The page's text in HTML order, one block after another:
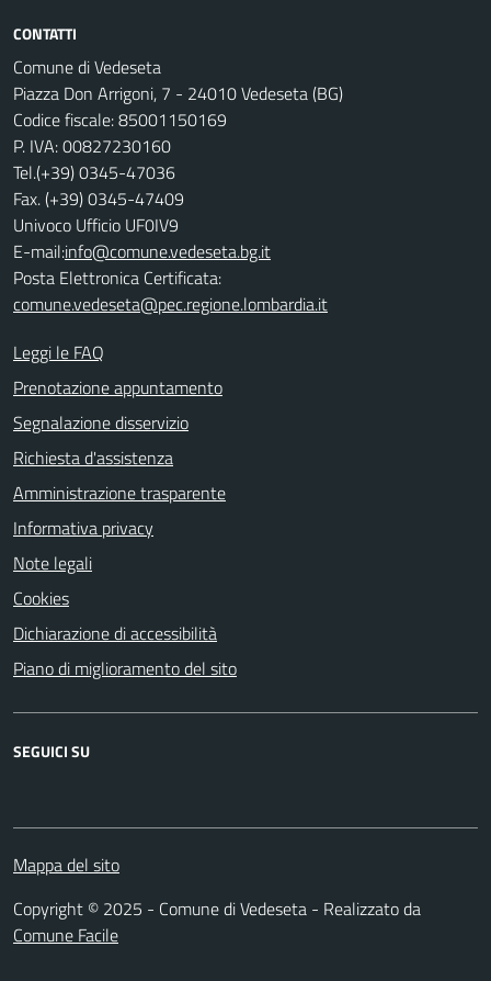
CONTATTI
Comune di Vedeseta
Piazza Don Arrigoni, 7 - 24010 Vedeseta (BG)
Codice fiscale: 85001150169
P. IVA: 00827230160
Tel.(+39) 0345-47036
Fax. (+39) 0345-47409
Univoco Ufficio UF0IV9
E-mail:info@comune.vedeseta.bg.it
Posta Elettronica Certificata:
comune.vedeseta@pec.regione.lombardia.it
Leggi le FAQ
Prenotazione appuntamento
Segnalazione disservizio
Richiesta d'assistenza
Amministrazione trasparente
Informativa privacy
Note legali
Cookies
Dichiarazione di accessibilità
Piano di miglioramento del sito
SEGUICI SU
Mappa del sito
Copyright © 2025 - Comune di Vedeseta - Realizzato da
Comune Facile